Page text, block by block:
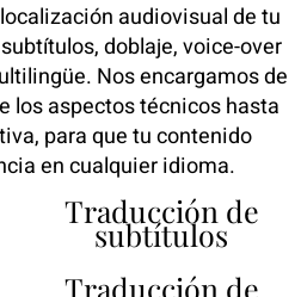
audiovisual de tu
doblaje, voice-over
Nos encargamos de
los aspectos técnicos hasta
para que tu contenido
en cualquier idioma.
Traducción de
subtítulos
Traducción de